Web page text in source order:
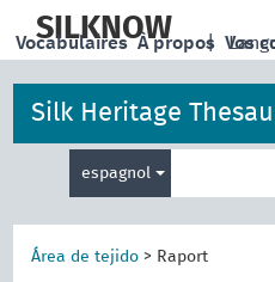
main
SILKNOW |
Vocabulaires À propos Vos
Silk Heritage
espagnol
de
recherche
Área de tejido > Raport